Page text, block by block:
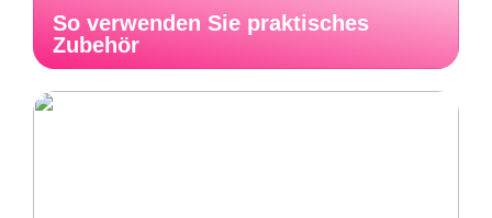
So verwenden Sie praktisches
Zubehör